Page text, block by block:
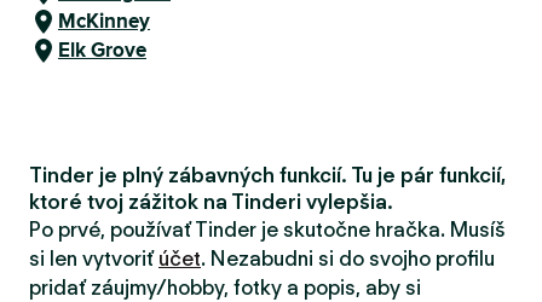
McKinney
Elk Grove
Tinder je plný zábavných funkcií. Tu je pár funkcií,
ktoré tvoj zážitok na Tinderi vylepšia.
Po prvé, používať Tinder je skutočne hračka. Musíš
si len vytvoriť účet. Nezabudni si do svojho profilu
pridať záujmy/hobby, fotky a popis, aby si